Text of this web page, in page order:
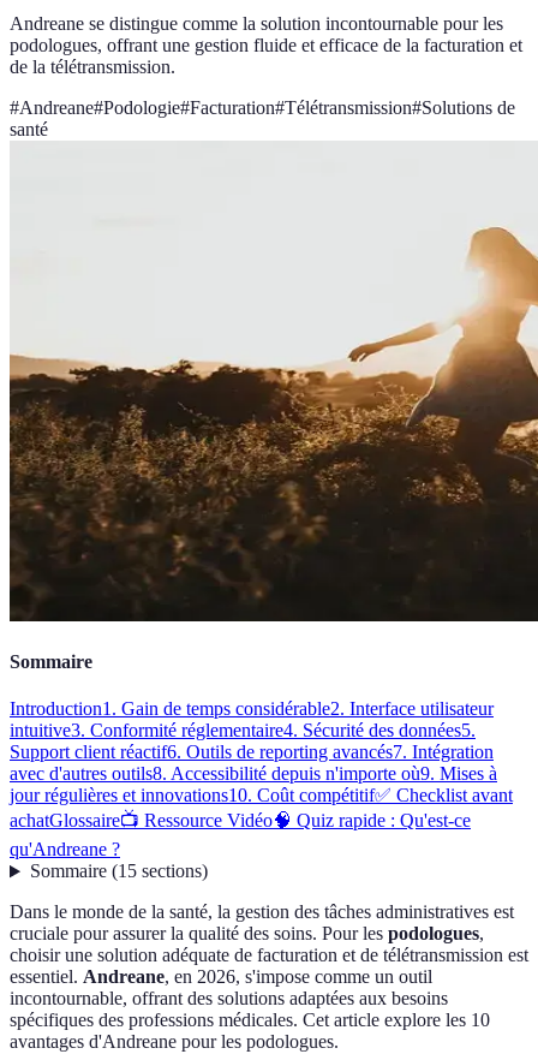
Andreane se distingue comme la solution incontournable pour les
podologues, offrant une gestion fluide et efficace de la facturation et
de la télétransmission.
#Andreane#Podologie#Facturation#Télétransmission#Solutions de
santé
Sommaire
Introduction1. Gain de temps considérable2. Interface utilisateur
intuitive3. Conformité réglementaire4. Sécurité des données5.
Support client réactif6. Outils de reporting avancés7. Intégration
avec d'autres outils8. Accessibilité depuis n'importe où9. Mises à
jour régulières et innovations10. Coût compétitif✅ Checklist avant
achatGlossaire📺 Ressource Vidéo🧠 Quiz rapide : Qu'est-ce
qu'Andreane ?
Sommaire(15 sections)
Dans le monde de la santé, la gestion des tâches administratives est
cruciale pour assurer la qualité des soins. Pour les podologues,
choisir une solution adéquate de facturation et de télétransmission est
essentiel. Andreane, en 2026, s'impose comme un outil
incontournable, offrant des solutions adaptées aux besoins
spécifiques des professions médicales. Cet article explore les 10
avantages d'Andreane pour les podologues.